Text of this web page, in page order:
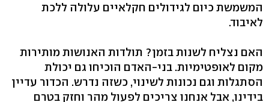
המשמשת כיום לגידולים חקלאיים עלולה ללכת
לאיבוד.
האם נצליח לשנות בזמן? תולדות האנושות מותירות
מקום לאופטימיות. בני-האדם הוכיחו גם יכולת
הסתגלות וגם נכונות לשינוי, כשזה נדרש. הכדור עדיין
בידינו, אבל אנחנו צריכים לפעול מהר וחזק בטרם